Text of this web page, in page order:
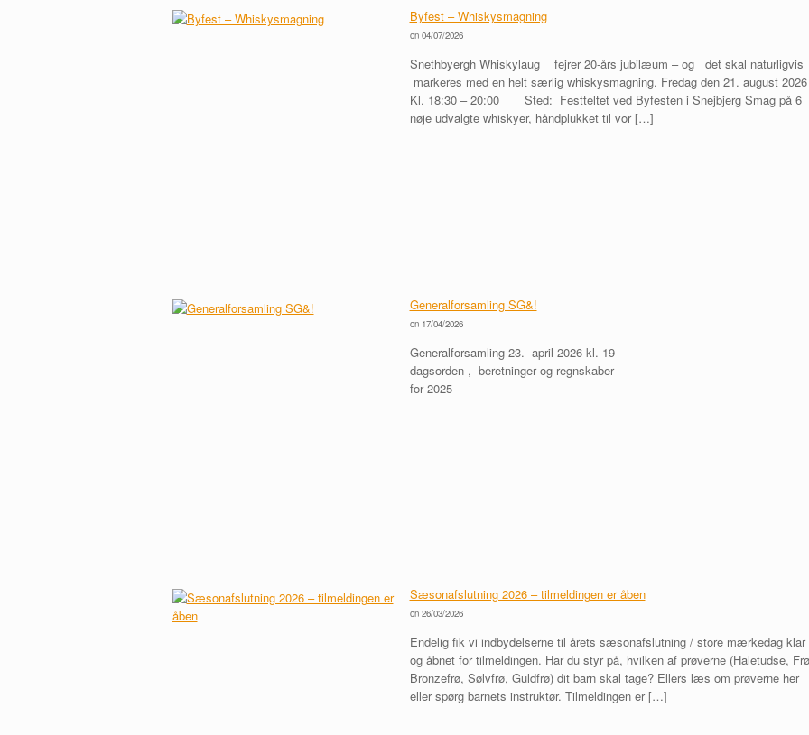
Byfest – Whiskysmagning
on 04/07/2026
Snethbyergh Whiskylaug fejrer 20-års jubilæum – og det skal
markeres med en helt særlig whiskysmagning. Fredag den 21. august
Kl. 18:30 – 20:00 Sted: Festteltet ved Byfesten i Snejbjerg Smag på 6
nøje udvalgte whiskyer, håndplukket til vor […]
Generalforsamling SG&!
on 17/04/2026
Generalforsamling 23. april 2026 kl. 19
dagsorden , beretninger og regnskaber
for 2025
Sæsonafslutning 2026 – tilmeldingen er åben
on 26/03/2026
Endelig fik vi indbydelserne til årets sæsonafslutning / store mærkedag klar
og åbnet for tilmeldingen. Har du styr på, hvilken af prøverne (Haletudse,
Bronzefrø, Sølvfrø, Guldfrø) dit barn skal tage? Ellers læs om prøverne her
eller spørg barnets instruktør. Tilmeldingen er […]